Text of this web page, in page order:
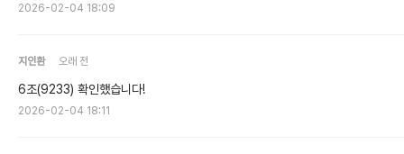
2026-02-04 18:09
지인환 오래 전
6조(9233) 확인했습니다!
2026-02-04 18:11